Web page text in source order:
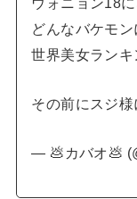
どんなバケモ
世界美女ランキ
その前にスジ
— 💩カバオ💩